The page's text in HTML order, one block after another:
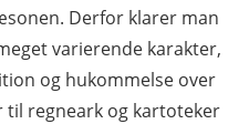
Derfor klarer man
varierende karakter,
og hukommelse over
regneark og kartoteker